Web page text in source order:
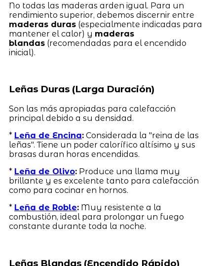
No todas las maderas arden igual. Para un
rendimiento superior, debemos discernir entre
maderas duras(especialmente indicadas para
mantener el calor) y maderas
blandas(recomendadas para el encendido
inicial).
Leñas Duras (Larga Duración)
Son las más apropiadas para calefacción
principal debido a su densidad.
* Leña de Encina:Considerada la "reina de las
leñas". Tiene un poder calorífico altísimo y sus
brasas duran horas encendidas.
* Leña de Olivo:Produce una llama muy
brillante y es excelente tanto para calefacción
como para cocinar en hornos.
* Leña de Roble:Muy resistente a la
combustión, ideal para prolongar un fuego
constante durante toda la noche.
Leñas Blandas (Encendido Rápido)